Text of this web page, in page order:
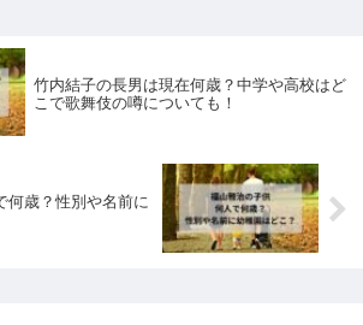
竹内結子の長男は現在何歳？中学や高校はど
こで歌舞伎の噂についても！
何歳？性別や名前に